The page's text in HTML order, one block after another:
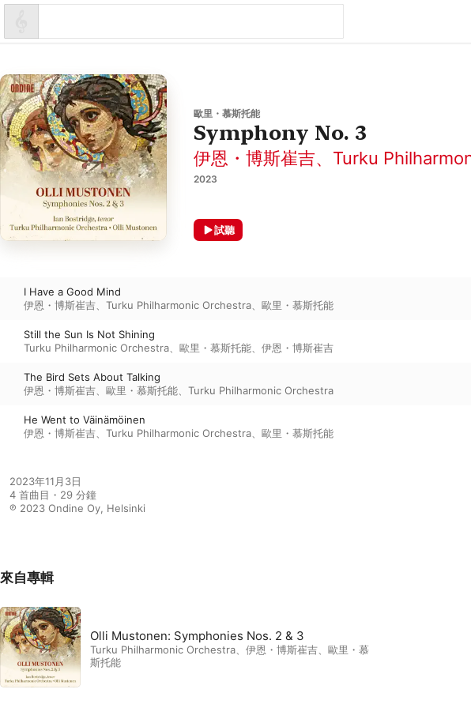
歐里・慕斯托能
Symphony No. 3
伊恩・博斯崔吉、 Turku
2023
試聽
I Have a Good Mind
伊恩・博斯崔吉
Turku Philharmonic Orchestra 歐里・慕斯托能
Still the Sun Is Not Shining
Turku Philharmonic Orchestra
歐里・慕斯托能 伊恩・博斯崔吉
The Bird Sets About Talking
伊恩・博斯崔吉
歐里・慕斯托能 Turku Philharmonic Orchestra
He Went to Väinämöinen
伊恩・博斯崔吉
Turku Philharmonic Orchestra 歐里・慕斯托能
2023年11月3日
4 首曲目・29 分鐘
℗ 2023 Ondine Oy, Helsinki
來自專輯
Olli Mustonen: Symphonies Nos. 2 & 3
Turku Philharmonic Orchestra 伊恩・博斯崔吉
歐里・慕
斯托能